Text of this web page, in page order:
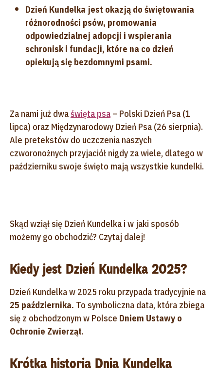
Dzień Kundelka jest okazją do świętowania
różnorodności psów, promowania
odpowiedzialnej adopcji i wspierania
schronisk i fundacji, które na co dzień
opiekują się bezdomnymi psami.
Za nami już dwaświęta psa – Polski Dzień Psa (1
lipca) oraz Międzynarodowy Dzień Psa (26 sierpnia).
Ale pretekstów do uczczenia naszych
czworonożnych przyjaciół nigdy za wiele, dlatego w
październiku swoje święto mają wszystkie kundelki.
Skąd wziął się Dzień Kundelka i w jaki sposób
możemy go obchodzić? Czytaj dalej!
Kiedy jest Dzień Kundelka 2025?
Dzień Kundelka w 2025 roku przypada tradycyjnie na
25 października. To symboliczna data, która zbiega
się z obchodzonym w Polsce Dniem Ustawy o
Ochronie Zwierząt.
Krótka historia Dnia Kundelka